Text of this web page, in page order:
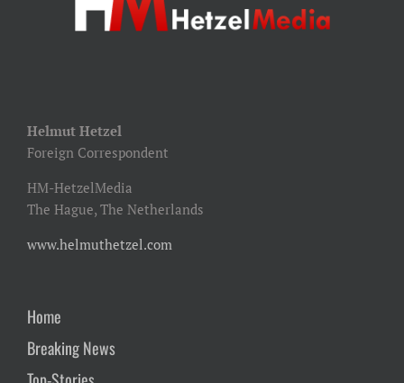
Helmut Hetzel
Foreign Correspondent
HM-HetzelMedia
The Hague, The Netherlands
www.helmuthetzel.com
Home
Breaking News